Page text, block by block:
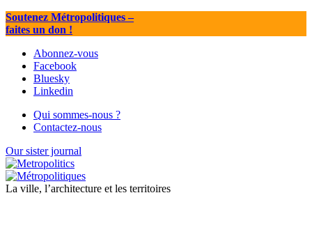
Soutenez Métropolitiques–
faites un don !
Abonnez-vous
Facebook
Bluesky
Linkedin
Qui sommes-nous ?
Contactez-nous
Our sister journal
La ville, l’architecture et les territoires